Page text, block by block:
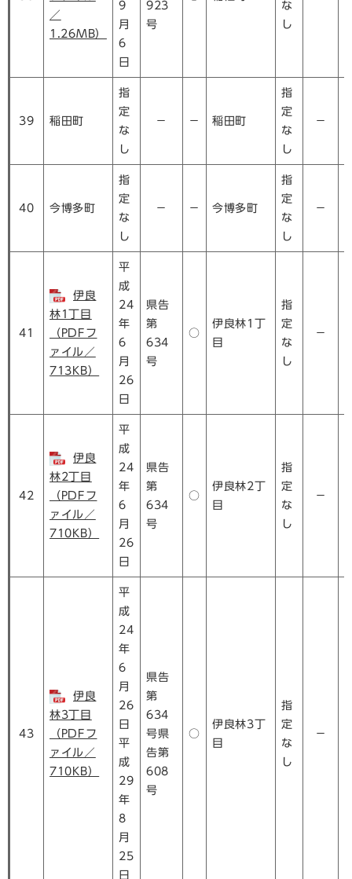
／
1.26MB）
9
月
6
日
923
号
な
し
39 稲田町
指
定
な
し
－ － 稲田町
指
定
な
し
－
40 今博多町
指
定
な
し
－ － 今博多町
指
定
な
し
－
41
伊良
林1丁目
（PDFフ
ァイル／
713KB）
平
成
24
年
6
月
26
日
県告
第
634
号
○
伊良林1丁
目
指
定
な
し
－
42
伊良
林2丁目
（PDFフ
ァイル／
710KB）
平
成
24
年
6
月
26
日
県告
第
634
号
○
伊良林2丁
目
指
定
な
し
－
43
伊良
林3丁目
（PDFフ
ァイル／
710KB）
平
成
24
年
6
月
26
日
平
成
29
年
8
月
25
日
県告
第
634
号県
告第
608
号
○
伊良林3丁
目
指
定
な
し
－